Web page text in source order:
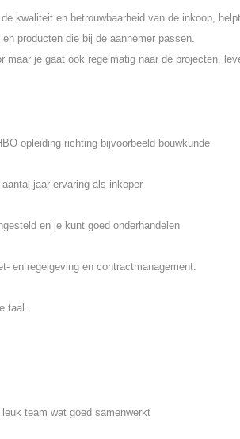
kwaliteit en betrouwbaarheid van de inkoop,
producten die bij de aannemer passen.
maar je gaat ook regelmatig naar de projecten,
opleiding richting bijvoorbeeld bouwkunde
jaar ervaring als inkoper
en je kunt goed onderhandelen
en regelgeving en contractmanagement.
taal.
team wat goed samenwerkt